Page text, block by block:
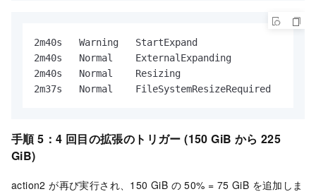
2m40s   Warning   StartExpand
2m40s   Normal    ExternalExpanding
2m40s   Normal    Resizing
2m37s   Normal    FileSystemResizeRequired
手順 5：4 回目の拡張のトリガー (150 GiB から 225
GiB)
action2 が再び実行され、150 GiB の 50% = 75 GiB を追加しま